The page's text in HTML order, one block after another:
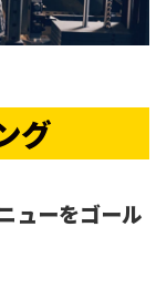
グ
ューをゴール